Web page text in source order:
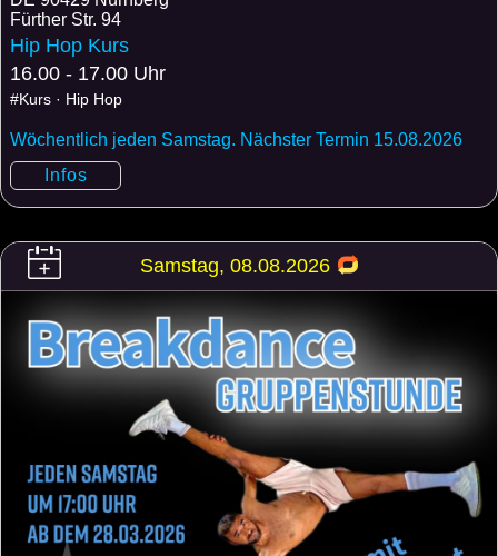
Fürther Str. 94
Hip Hop Kurs
16.00 - 17.00 Uhr
#Kurs · Hip Hop
Wöchentlich jeden Samstag. Nächster Termin 15.08.2026
Infos
Samstag, 08.08.2026